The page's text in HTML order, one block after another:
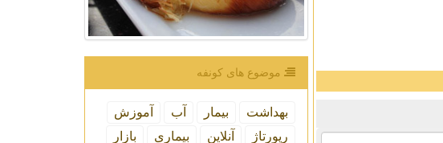
موضوع های كونفه
بهداشت بیمار آب
آموزش
رپورتاژ
آنلاین بیماری بازار